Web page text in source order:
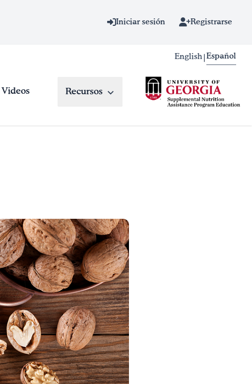
Iniciar sesión Registrarse
English Español
Videos Recursos